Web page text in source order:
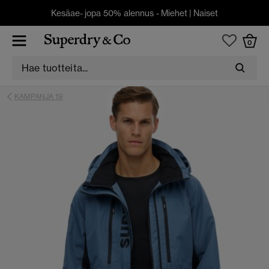
Kesäae- jopa 50% alennus - Miehet | Naiset
0
KAMPANJA 19